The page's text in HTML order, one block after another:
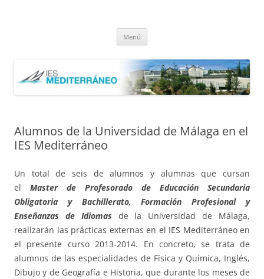
Menú
Alumnos de la Universidad de Málaga en el
IES Mediterráneo
Un total de seis de alumnos y alumnas que cursan
el Master de Profesorado de Educación Secundaria
Obligatoria y Bachillerato, Formación Profesional y
Enseñanzas de Idiomas de la Universidad de Málaga,
realizarán las prácticas externas en el IES Mediterráneo en
el presente curso 2013-2014. En concreto, se trata de
alumnos de las especialidades de Física y Química, Inglés,
Dibujo y de Geografía e Historia, que durante los meses de